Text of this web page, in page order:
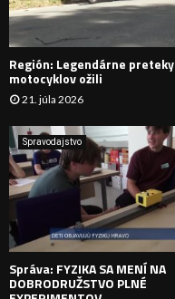
Región: Legendárne preteky
motocyklov ožili
21. júla 2026
Spravodajstvo
Správa: FYZIKA SA MENÍ NA
DOBRODRUŽSTVO PLNÉ